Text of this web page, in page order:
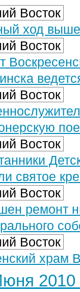
Восток
ход
Восток
Восток
Восток
святое
Восток
ремонт
Восток
храм
2010